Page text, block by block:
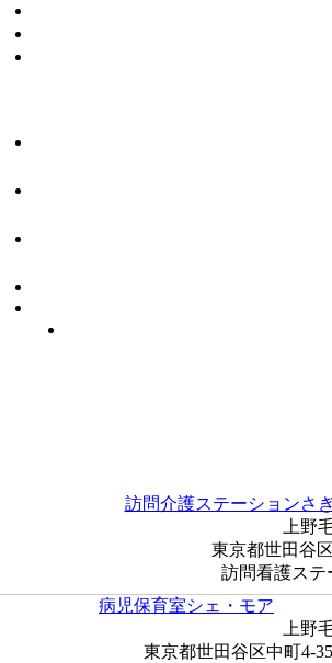
訪問介護ステーションさ
上野
東京都世田谷
訪問看護ステ
病児保育室シェ・モア
上野
東京都世田谷区中町4-